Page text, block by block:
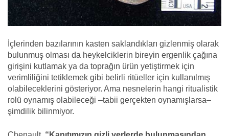
İçlerinden bazılarının kasten saklandıkları gizlenmiş olarak
bulunmuş olması da heykelciklerin bireyin ergenlik çağına
girişini kutlamak ya da toprağın ürün yetiştirmek için
verimliliğini tetiklemek gibi belirli ritüeller için kullanılmış
olabileceklerini gösteriyor. Ama nesnelerin hangi ritualistik
rolü oynamış olabileceği –tabii gerçekten oynamışlarsa–
şimdilik bilinmiyor.